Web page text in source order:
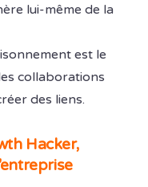
lui-même de la
est le
collaborations
des liens.
Hacker,